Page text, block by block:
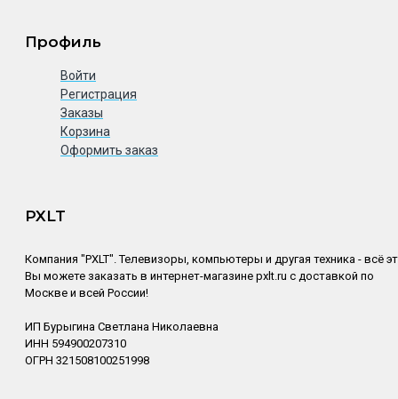
Профиль
Войти
Регистрация
Заказы
Корзина
Оформить заказ
PXLT
Компания "PXLT". Телевизоры, компьютеры и другая техника - всё
Вы можете заказать в интернет-магазине pxlt.ru с доставкой по
Москве и всей России!
ИП Бурыгина Светлана Николаевна
ИНН 594900207310
ОГРН 321508100251998